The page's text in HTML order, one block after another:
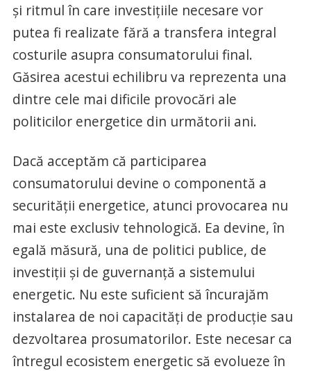
și ritmul în care investițiile necesare vor
putea fi realizate fără a transfera integral
costurile asupra consumatorului final.
Găsirea acestui echilibru va reprezenta una
dintre cele mai dificile provocări ale
politicilor energetice din următorii ani.
Dacă acceptăm că participarea
consumatorului devine o componentă a
securității energetice, atunci provocarea nu
mai este exclusiv tehnologică. Ea devine, în
egală măsură, una de politici publice, de
investiții și de guvernanță a sistemului
energetic. Nu este suficient să încurajăm
instalarea de noi capacități de producție sau
dezvoltarea prosumatorilor. Este necesar ca
întregul ecosistem energetic să evolueze în